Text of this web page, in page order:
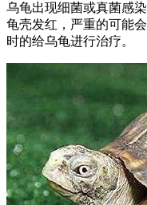
乌龟出现细菌或真菌感
龟壳发红，严重的可能
时的给乌龟进行治疗。